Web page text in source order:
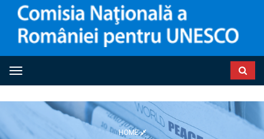
Toggle navigation
HOME